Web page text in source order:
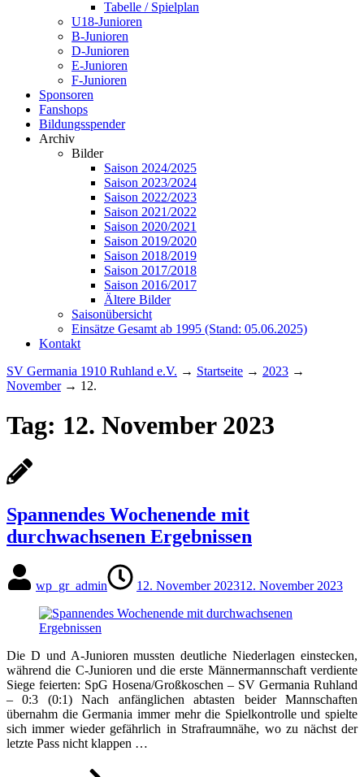
Tabelle / Spielplan
U18-Junioren
B-Junioren
D-Junioren
E-Junioren
F-Junioren
Sponsoren
Fanshops
Bildungsspender
Archiv
Bilder
Saison 2024/2025
Saison 2023/2024
Saison 2022/2023
Saison 2021/2022
Saison 2020/2021
Saison 2019/2020
Saison 2018/2019
Saison 2017/2018
Saison 2016/2017
Ältere Bilder
Saisonübersicht
Einsätze Gesamt ab 1995 (Stand: 05.06.2025)
Kontakt
SV Germania 1910 Ruhland e.V. → Startseite → 2023 →
November→ 12.
Tag: 12. November 2023
Spannendes Wochenende mit
durchwachsenen Ergebnissen
wp_gr_admin 12. November 202312. November 2023
Die D und A-Junioren mussten deutliche Niederlagen einstecken,
während die C-Junioren und die erste Männermannschaft verdiente
Siege feierten: SpG Hosena/Großkoschen – SV Germania Ruhland
– 0:3 (0:1) Nach anfänglichen abtasten beider Mannschaften
übernahm die Germania immer mehr die Spielkontrolle und spielte
sich immer wieder gefährlich in Strafraumnähe, wo zu nächst der
letzte Pass nicht klappen …